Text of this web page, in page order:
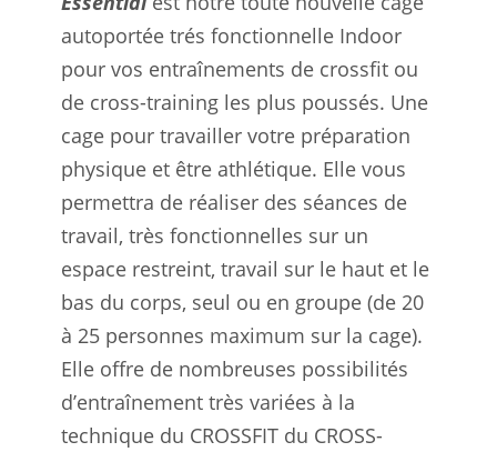
autoportée trés fonctionnelle Indoor
pour vos entraînements de crossfit ou
de cross-training les plus poussés. Une
cage pour travailler votre préparation
physique et être athlétique. Elle vous
permettra de réaliser des séances de
travail, très fonctionnelles sur un
espace restreint, travail sur le haut et le
bas du corps, seul ou en groupe (de 20
à 25 personnes maximum sur la cage).
Elle offre de nombreuses possibilités
d’entraînement très variées à la
technique du CROSSFIT du CROSS-